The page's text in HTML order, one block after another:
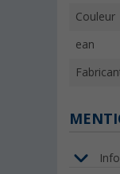
Couleur
ean